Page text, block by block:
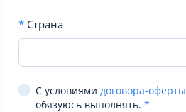
* Страна
С условиями договора-оферты
обязуюсь выполнять. *